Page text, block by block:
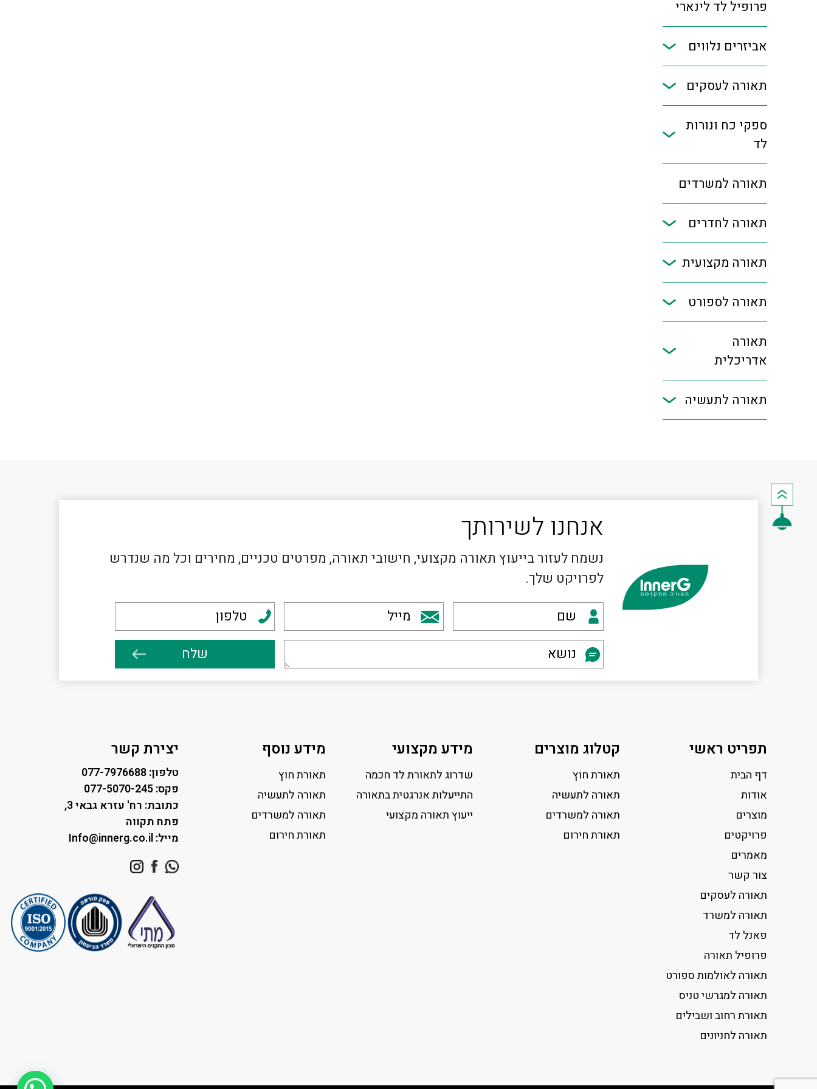
פרופיל לד לינארי
אביזרים נלווים
תאורה לעסקים
ספקי כח ונורות
לד
תאורה למשרדים
תאורה לחדרים
תאורה מקצועית
תאורה לספורט
תאורה
אדריכלית
תאורה לתעשיה
אנחנו לשירותך
נשמח לעזור בייעוץ תאורה מקצועי, חישובי תאורה, מפרטים טכניים, מחירים וכל מה שנדרש
לפרויקט שלך.
תפריט ראשי
דף הבית
אודות
מוצרים
פרויקטים
מאמרים
צור קשר
תאורה לעסקים
תאורה למשרד
פאנל לד
פרופיל תאורה
תאורה לאולמות ספורט
תאורה למגרשי טניס
תאורת רחוב ושבילים
תאורה לחניונים
קטלוג מוצרים
תאורת חוץ
תאורה לתעשיה
תאורה למשרדים
תאורת חירום
מידע מקצועי
שדרוג לתאורת לד חכמה
התייעלות אנרגטית בתאורה
ייעוץ תאורה מקצועי
מידע נוסף
תאורת חוץ
תאורה לתעשיה
תאורה למשרדים
תאורת חירום
יצירת קשר
טלפון: 077-7976688
פקס: 077-5070-245
כתובת: רח' עזרא גבאי 3,
פתח תקווה
מייל: Info@innerg.co.il